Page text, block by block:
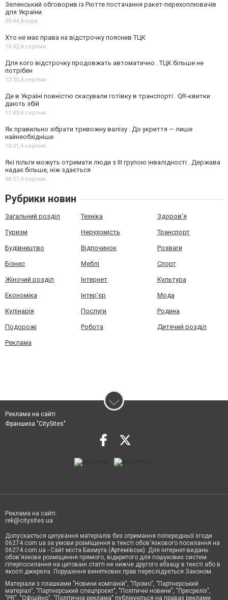
Зеленський обговорив із Рютте постачання ракет-перехоплювачів
для України
09:44,Вчора
Хто не має права на відстрочку пояснив ТЦК
16:42,4 серпня
Для кого відстрочку продовжать автоматично . ТЦК більше не
потрібен
12:35,4 серпня
Де в Україні повністю скасували готівку в транспорті . QR-квитки
дають збій
11:43,4 серпня
Як правильно зібрати тривожну валізу . До укриття — лише
найнеобхідніше
10:21,4 серпня
Які пільги можуть отримати люди з III групою інвалідності . Держава
надає більше, ніж здається
08:57,4 серпня
Рубрики новин
Загальний розділ Техніка Здоров'я
Туризм Нерухомість Транспорт
Будівництво Відпочинок Розваги
Бізнес Меблі Спорт
Жіночий розділ Інтернет Культура
Економіка Інтер'єр Мода
Кулінарія Послуги Родина
Подорожі Робота Дитячий розділ
Реклама
Реклама на сайті
Франшиза "CitySites"
Реклама на сайті:
rek@citysites.ua
Допускається цитування матеріалів без отримання попередньої згоди
06274.com.ua за умови розміщення в тексті обов'язкового посилання на
06274.com.ua - Сайт міста Бахмута (Артемівськ). Для інтернет-видань
обов'язкове розміщення прямого, відкритого для пошукових систем
гіперпосилання на цитовані статті не нижче другого абзацу в тексті або в
якості джерела. Порушення виняткових прав переслідується Законом.
Матеріали з плашками "Новини компаній", "Промо", "Партнерський
матеріал", "Партнерський спецпроєкт", "Політичні новини", "Пресреліз",
"PR", "Офіційно", "Політична реклама" публікуються на правах реклами.